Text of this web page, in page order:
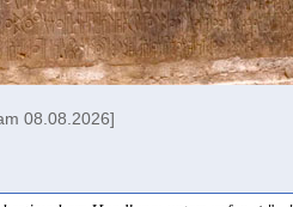
08.08.2026]